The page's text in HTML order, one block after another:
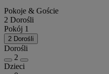
Pokoje & Goście
2 Dorośli
Pokój 1
2 Dorośli
Dorośli
2
Dzieci